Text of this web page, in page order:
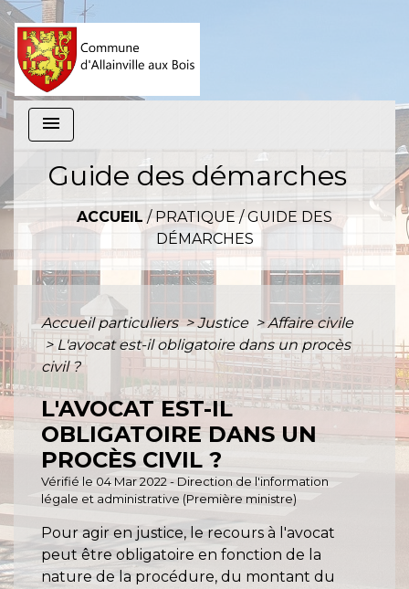
menu
Guide des démarches
ACCUEIL /PRATIQUE /GUIDE DES
DÉMARCHES
Accueil particuliers> Justice > Affaire civile
> L'avocat est-il obligatoire dans un procès
civil ?
L'AVOCAT EST-IL
OBLIGATOIRE DANS UN
PROCÈS CIVIL ?
Vérifié le 04 Mar 2022 - Direction de l'information
légale et administrative (Première ministre)
Pour agir en justice, le recours à l'avocat
peut être obligatoire en fonction de la
nature de la procédure, du montant du